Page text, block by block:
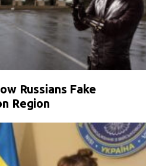
Russians Fake
Region